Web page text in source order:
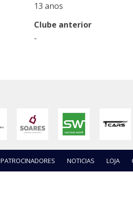
13 anos
Clube anterior
-
PATROCINADORES NOTICIAS LOJA